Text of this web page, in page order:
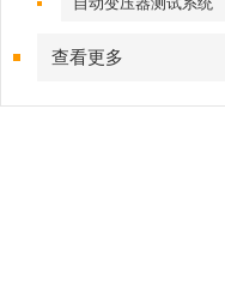
查看更多